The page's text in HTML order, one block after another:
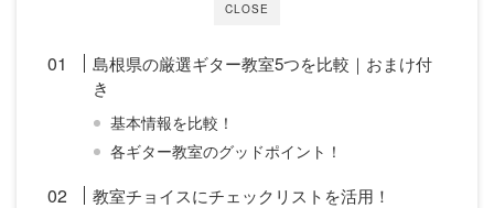
CLOSE
島根県の厳選ギター教室5つを比較｜おまけ付
き
基本情報を比較！
各ギター教室のグッドポイント！
教室チョイスにチェックリストを活用！